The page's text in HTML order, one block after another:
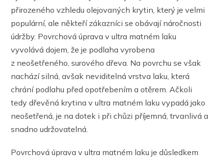
přirozeného vzhledu olejovaných krytin, který je velmi
populární, ale někteří zákazníci se obávají náročnosti
údržby. Povrchová úprava v ultra matném laku
vyvolává dojem, že je podlaha vyrobena
z neošetřeného, surového dřeva. Na povrchu se však
nachází silná, avšak neviditelná vrstva laku, která
chrání podlahu před opotřebením a otěrem. Ačkoli
tedy dřevěná krytina v ultra matném laku vypadá jako
neošetřená, je na dotek i při chůzi příjemná, trvanlivá a
snadno udržovatelná.
Povrchová úprava v ultra matném laku je důsledkem